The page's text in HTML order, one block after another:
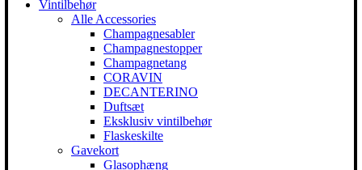
Vintilbehør
Alle Accessories
Champagnesabler
Champagnestopper
Champagnetang
CORAVIN
DECANTERINO
Duftsæt
Eksklusiv vintilbehør
Flaskeskilte
Gavekort
Glasophæng